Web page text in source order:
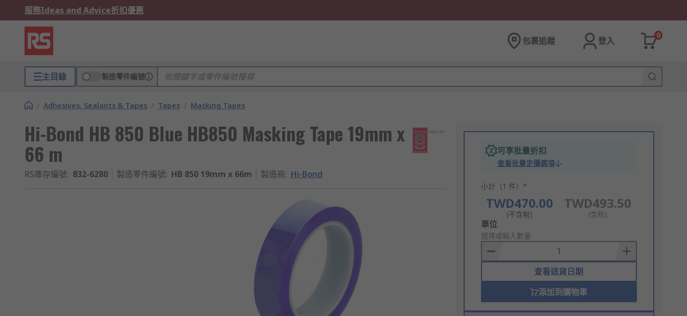
服務Ideas and Advice折扣優惠
包裹追蹤 登入
0
主目錄 製造零件編號
/ Adhesives, Sealants & Tapes / Tapes / Masking Tapes
Hi-Bond HB 850 Blue HB850 Masking Tape 19mm x
66 m
RS庫存編號: 832-6280 製造零件編號: HB 850 19mm x 66m 製造商: Hi-Bond
可享批量折扣
查看批量定價選項
小計（1 件）*
TWD470.00
(不含稅)
TWD493.50
(含稅)
Add
to
Basket
單位
選擇或輸入數量
查看送貨日期
添加到購物車